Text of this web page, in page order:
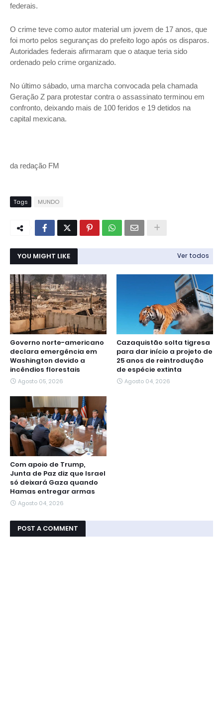
federais.
O crime teve como autor material um jovem de 17 anos, que
foi morto pelos seguranças do prefeito logo após os disparos.
Autoridades federais afirmaram que o ataque teria sido
ordenado pelo crime organizado.
No último sábado, uma marcha convocada pela chamada
Geração Z para protestar contra o assassinato terminou em
confronto, deixando mais de 100 feridos e 19 detidos na
capital mexicana.
da redação FM
Tags MUNDO
YOU MIGHT LIKE Ver todos
Governo norte-americano
declara emergência em
Washington devido a
incêndios florestais
Agosto 05, 2026
Cazaquistão solta tigresa
para dar início a projeto de
25 anos de reintrodução
de espécie extinta
Agosto 04, 2026
Com apoio de Trump,
Junta de Paz diz que Israel
só deixará Gaza quando
Hamas entregar armas
Agosto 04, 2026
POST A COMMENT